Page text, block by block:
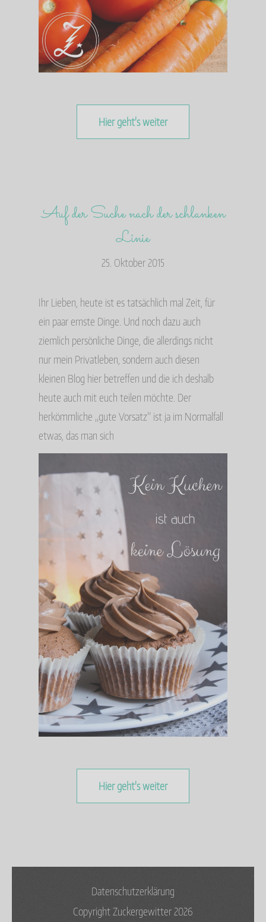
Hier geht's weiter
Auf der Suche nach der schlanken
Linie
25. Oktober 2015
Ihr Lieben, heute ist es tatsächlich mal Zeit, für
ein paar ernste Dinge. Und noch dazu auch
ziemlich persönliche Dinge, die allerdings nicht
nur mein Privatleben, sondern auch diesen
kleinen Blog hier betreffen und die ich deshalb
heute auch mit euch teilen möchte. Der
herkömmliche „gute Vorsatz“ ist ja im Normalfall
etwas, das man sich
Hier geht's weiter
Datenschutzerklärung
Copyright Zuckergewitter 2026